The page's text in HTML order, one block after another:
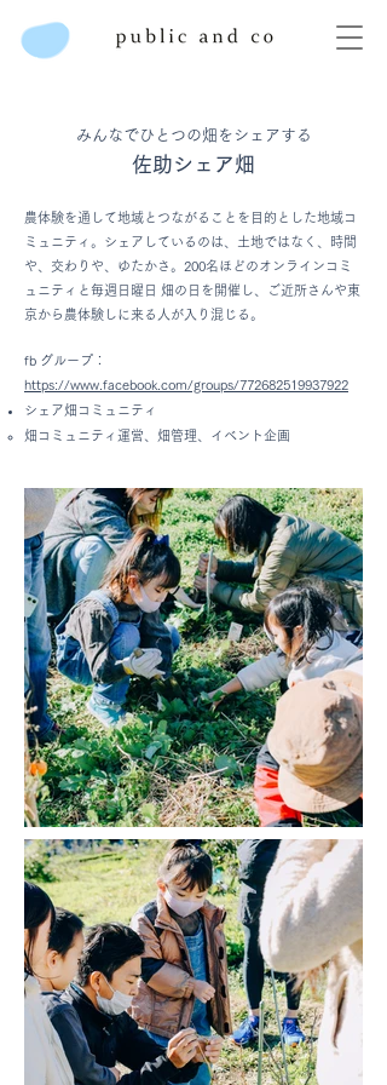
佐助シェア畑
みんなでひとつの畑をシェアする
農体験を通して地域とつながることを目的とした地域コ
ミュニティ。シェアしているのは、土地ではなく、時間
や、交わりや、ゆたかさ。200名ほどのオンラインコミ
ュニティと毎週日曜日 畑の日を開催し、ご近所さんや東
京から農体験しに来る人が入り混じる。
fb グループ：
https://www.facebook.com/groups/772682519937922
シェア畑コミュニティ
畑コミュニティ運営、畑管理、イベント企画